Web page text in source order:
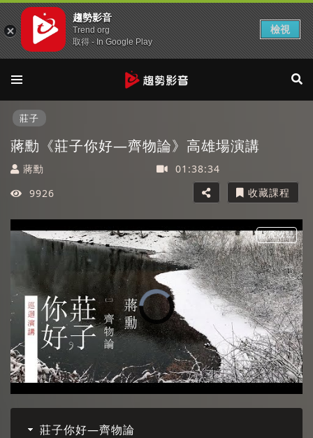
莊子
蔣勳《莊子你好—齊物論》高雄場演講
蔣勳
01:38:34
9926
收藏課程
背景收聽
莊子你好—齊物論
趨勢影音
Trend org
取得 - In Google Play
檢視